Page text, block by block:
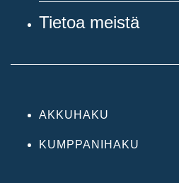
Tietoa meistä
AKKUHAKU
KUMPPANIHAKU